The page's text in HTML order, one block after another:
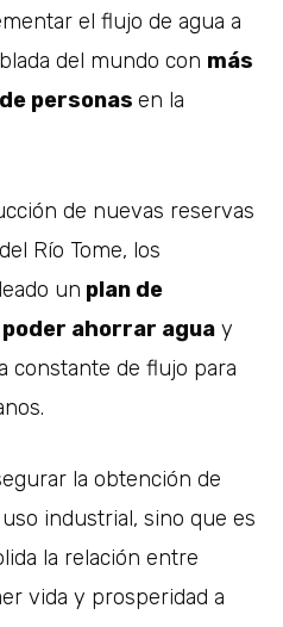
el flujo de agua a
del mundo con más
personas en la
de nuevas reservas
Río Tome, los
un plan de
ahorrar agua y
constante de flujo para
la obtención de
industrial, sino que es
la relación entre
vida y prosperidad a